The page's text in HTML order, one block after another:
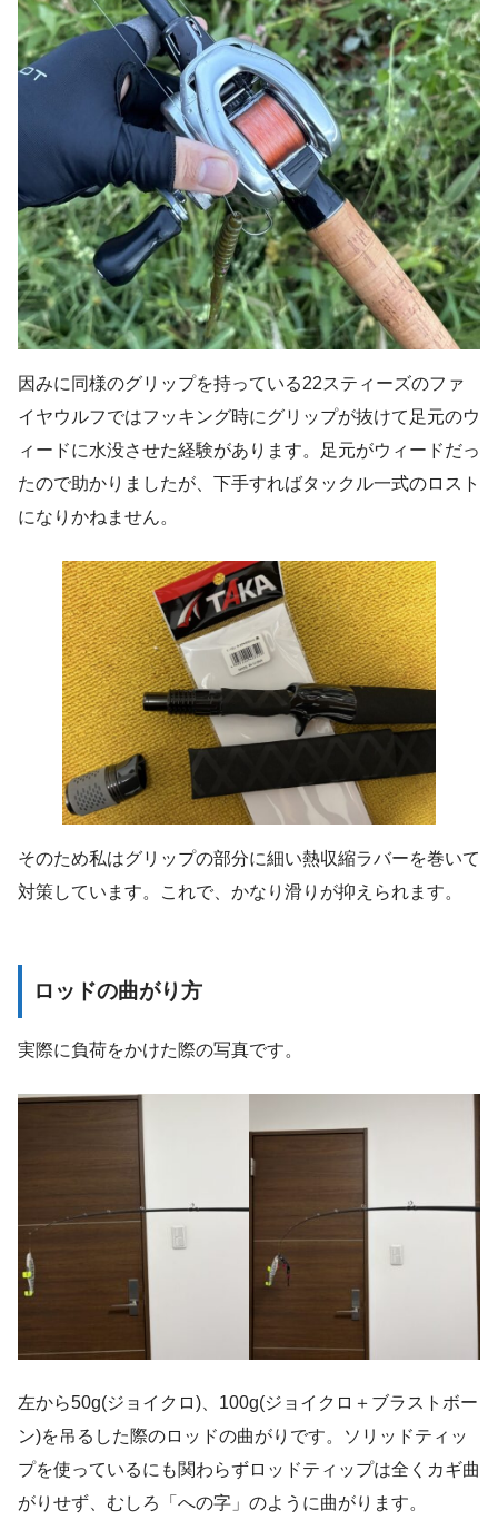
因みに同様のグリップを持っている22スティーズのファ
イヤウルフではフッキング時にグリップが抜けて足元のウ
ィードに水没させた経験があります。足元がウィードだっ
たので助かりましたが、下手すればタックル一式のロスト
になりかねません。
そのため私はグリップの部分に細い熱収縮ラバーを巻いて
対策しています。これで、かなり滑りが抑えられます。
ロッドの曲がり方
実際に負荷をかけた際の写真です。
左から50g(ジョイクロ)、100g(ジョイクロ＋ブラストボー
ン)を吊るした際のロッドの曲がりです。ソリッドティッ
プを使っているにも関わらずロッドティップは全くカギ曲
がりせず、むしろ「への字」のように曲がります。